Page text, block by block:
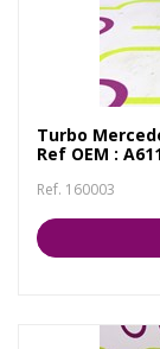
Turbo
Ref OEM :
Ref. 160003